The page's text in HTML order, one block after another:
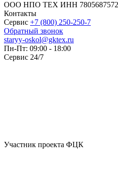
ООО НПО ТЕХ ИНН 7805687572
Контакты
Сервис +7 (800) 250-250-7
Обратный звонок
staryy-oskol@gktex.ru
Пн-Пт: 09:00 - 18:00
Сервис 24/7
Участник проекта ФЦК